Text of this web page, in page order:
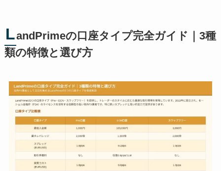
LandPrimeの口座タイプ完全ガイド｜3種
類の特徴と選び方